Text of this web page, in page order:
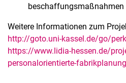
Weitere Informationen zum
http://goto.uni-kassel.de/go/
https://www.lidia-hessen.de/
personalorientierte-